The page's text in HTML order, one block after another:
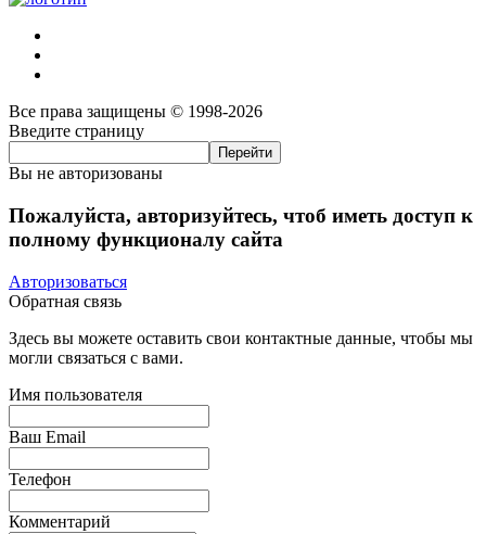
Все права защищены © 1998-2026
Введите страницу
Вы не авторизованы
Пожалуйста, авторизуйтесь, чтоб иметь доступ к
полному функционалу сайта
Авторизоваться
Обратная связь
Здесь вы можете оставить свои контактные данные, чтобы мы
могли связаться с вами.
Имя пользователя
Ваш Email
Телефон
Комментарий